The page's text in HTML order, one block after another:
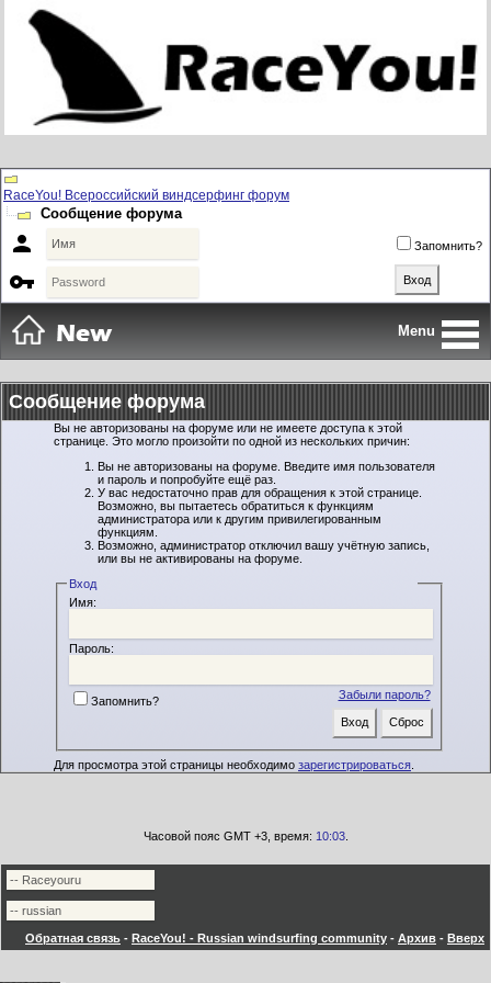
RaceYou! Всероссийский виндсерфинг форум
Сообщение форума
 Запомнить?

Menu
Сообщение форума
Вы не авторизованы на форуме или не имеете доступа к этой
странице. Это могло произойти по одной из нескольких причин:
Вы не авторизованы на форуме. Введите имя пользователя
и пароль и попробуйте ещё раз.
У вас недостаточно прав для обращения к этой странице.
Возможно, вы пытаетесь обратиться к функциям
администратора или к другим привилегированным
функциям.
Возможно, администратор отключил вашу учётную запись,
или вы не активированы на форуме.
Вход
Имя:
Пароль:
Забыли пароль?
Запомнить?
Для просмотра этой страницы необходимо зарегистрироваться
Часовой пояс GMT +3, время: 10:03.
Обратная связь - RaceYou! - Russian windsurfing community - Архив - Вверх